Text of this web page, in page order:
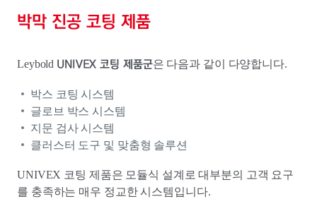
박막 진공 코팅 제품
Leybold UNIVEX 코팅 제품군은 다음과 같이 다양합니다.
박스 코팅 시스템
글로브 박스 시스템
지문 검사 시스템
클러스터 도구 및 맞춤형 솔루션
UNIVEX 코팅 제품은 모듈식 설계로 대부분의 고객 요구
를 충족하는 매우 정교한 시스템입니다.